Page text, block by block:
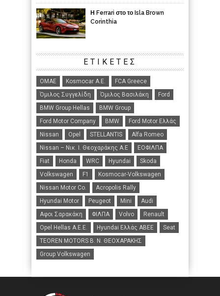
Η Ferrari στο το Isla Brown
Corinthia
ΕΤΙΚΈΤΕΣ
ΟΜΑΕ Kosmocar Α.Ε.
FCA Greece
Όμιλος Συγγελίδη
Όμιλος Βασιλάκη
Ford
BMW Group Hellas
BMW Group
Ford Motor Company
BMW
Ford Motor Ελλάς
Nissan
Opel STELLANTIS
Alfa Romeo
Nissan – Νικ. Ι. Θεοχαράκης Α.Ε
ΕΟΦΙΛΠΑ
Fiat
Honda WRC Hyundai
Skoda
Volkswagen
F1
Kosmocar-Volkswagen
Nissan Motor Co.
Acropolis Rally
Hyundai Motor
Peugeot Mini
Audi
Αφοι Σαρακάκη
ΦΙΛΠΑ Volvo
Renault
Opel Hellas A.E.E.
Hyundai Ελλάς ΑΒΕΕ
Seat
TEOREN MOTORS B. N. ΘΕΟΧΑΡΑΚΗΣ
Group Volkswagen